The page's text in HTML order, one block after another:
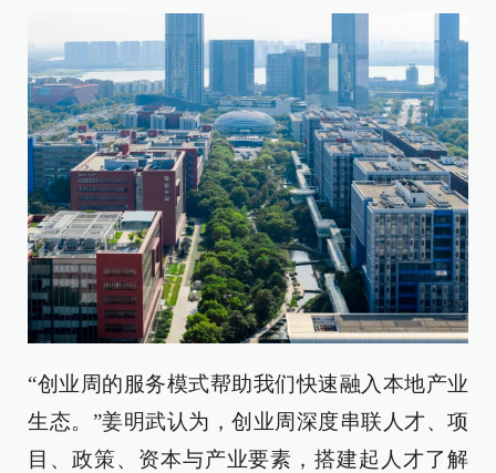
“创业周的服务模式帮助我们快速融入本地产业
生态。”姜明武认为，创业周深度串联人才、项
目、政策、资本与产业要素，搭建起人才了解